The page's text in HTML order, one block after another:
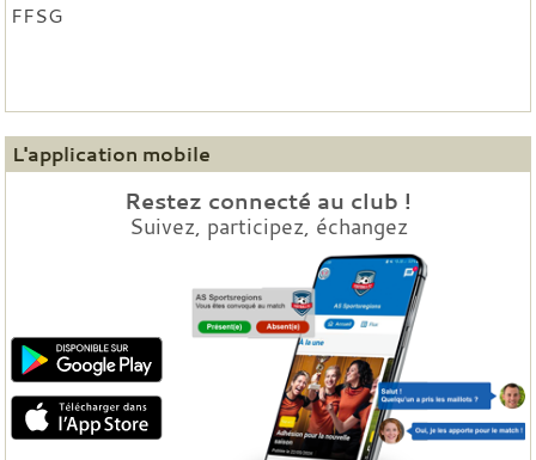
FFSG
L'application mobile
Restez connecté au club !
Suivez, participez, échangez